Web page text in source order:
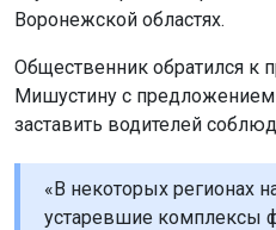
Воронежской областях.
Общественник обратился к
Мишустину с
заставить водителей
«В некоторых регионах
устаревшие комплексы